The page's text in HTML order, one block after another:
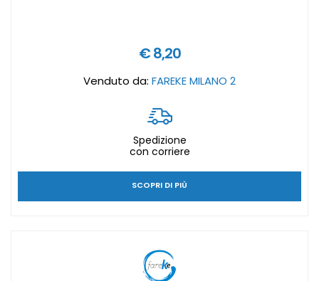
€ 8,20
Venduto da: FAREKE MILANO 2
Spedizione
con corriere
SCOPRI DI PIÙ